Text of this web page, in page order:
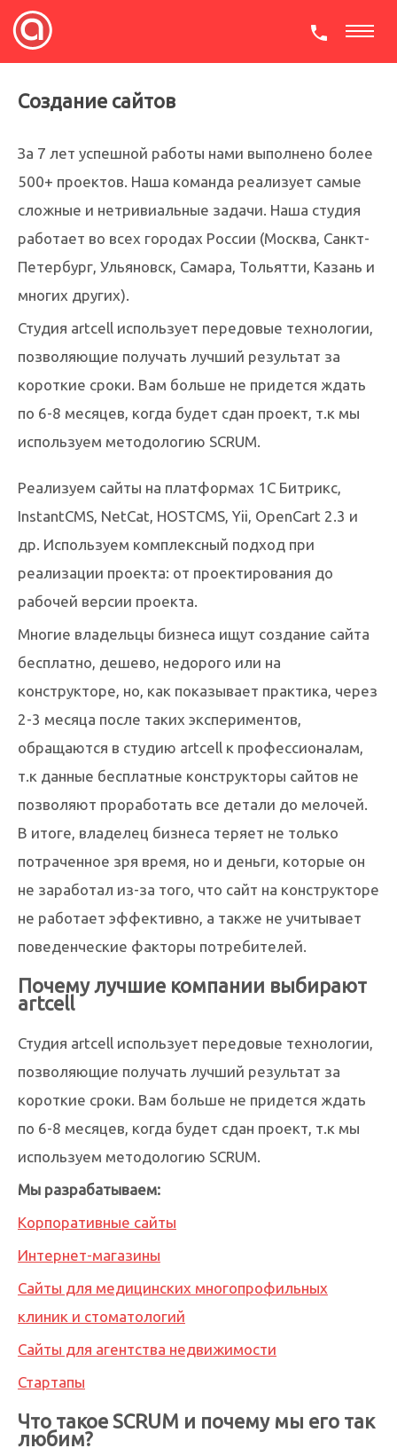
Создание сайтов
За 7 лет успешной работы нами выполнено более
500+ проектов. Наша команда реализует самые
сложные и нетривиальные задачи. Наша студия
работает во всех городах России (Москва, Санкт-
Петербург, Ульяновск, Самара, Тольятти, Казань и
многих других).
Студия artcell использует передовые технологии,
позволяющие получать лучший результат за
короткие сроки. Вам больше не придется ждать
по 6-8 месяцев, когда будет сдан проект, т.к мы
используем методологию SCRUM.
Реализуем сайты на платформах 1С Битрикс,
InstantCMS, NetCat, HOSTCMS, Yii, OpenCart 2.3 и
др. Используем комплексный подход при
реализации проекта: от проектирования до
рабочей версии проекта.
Многие владельцы бизнеса ищут создание сайта
бесплатно, дешево, недорого или на
конструкторе, но, как показывает практика, через
2-3 месяца после таких экспериментов,
обращаются в студию artcell к профессионалам,
т.к данные бесплатные конструкторы сайтов не
позволяют проработать все детали до мелочей.
В итоге, владелец бизнеса теряет не только
потраченное зря время, но и деньги, которые он
не заработал из-за того, что сайт на конструкторе
не работает эффективно, а также не учитывает
поведенческие факторы потребителей.
Почему лучшие компании выбирают
artcell
Студия artcell использует передовые технологии,
позволяющие получать лучший результат за
короткие сроки. Вам больше не придется ждать
по 6-8 месяцев, когда будет сдан проект, т.к мы
используем методологию SCRUM.
Мы разрабатываем:
Корпоративные сайты
Интернет-магазины
Сайты для медицинских многопрофильных
клиник и стоматологий
Сайты для агентства недвижимости
Стартапы
Что такое SCRUM и почему мы его так
любим?